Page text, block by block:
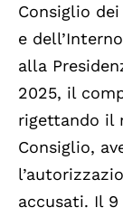
Consiglio
e
alla
2025, il
rigettando il
Consiglio,
accusati. Il